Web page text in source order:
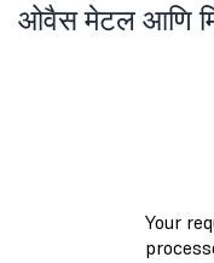
ओवैस मेटल आणि